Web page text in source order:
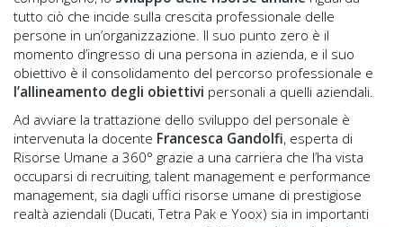
tutto ciò che incide sulla crescita professionale delle
persone in un’organizzazione. Il suo punto zero è il
momento d’ingresso di una persona in azienda, e il suo
obiettivo è il consolidamento del percorso professionale e
l’allineamento degli obiettivi personali a quelli aziendali.
Ad avviare la trattazione dello sviluppo del personale è
intervenuta la docente Francesca Gandolfi, esperta di
Risorse Umane a 360° grazie a una carriera che l’ha vista
occuparsi di recruiting, talent management e performance
management, sia dagli uffici risorse umane di prestigiose
realtà aziendali (Ducati, Tetra Pak e Yoox) sia in importanti